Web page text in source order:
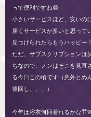
って便利ですね😂
小さいサービスほど、安いの
届くサービスが多いと思って
見つけられたらもうハッピー
ただ、サブスクリプションは
ちなので、ノンはそこを見直
る今日この頃です（意外とめ
後回し、、、）
今年は浴衣何回着れるかな